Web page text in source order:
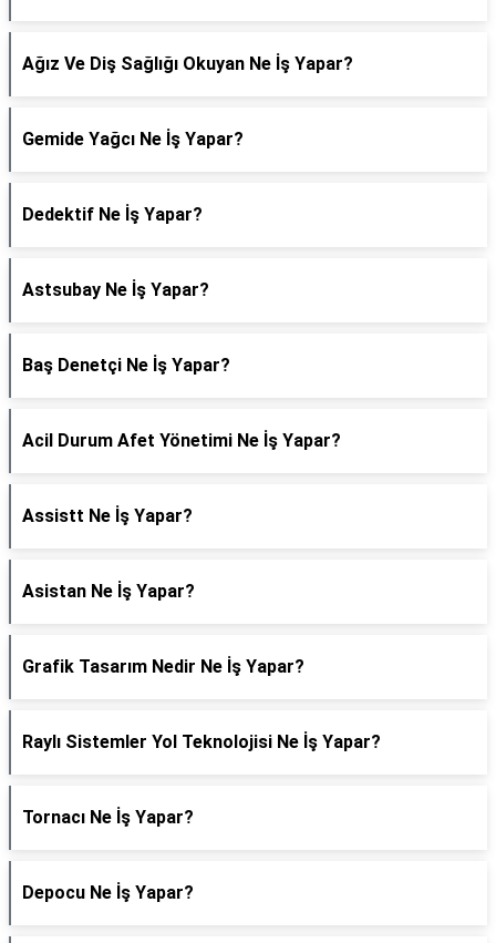
Ağız Ve Diş Sağlığı Okuyan Ne İş Yapar?
Gemide Yağcı Ne İş Yapar?
Dedektif Ne İş Yapar?
Astsubay Ne İş Yapar?
Baş Denetçi Ne İş Yapar?
Acil Durum Afet Yönetimi Ne İş Yapar?
Assistt Ne İş Yapar?
Asistan Ne İş Yapar?
Grafik Tasarım Nedir Ne İş Yapar?
Raylı Sistemler Yol Teknolojisi Ne İş Yapar?
Tornacı Ne İş Yapar?
Depocu Ne İş Yapar?